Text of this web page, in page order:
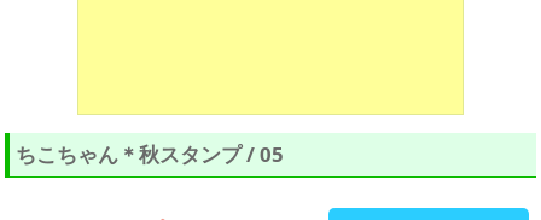
ちこちゃん＊秋スタンプ / 05